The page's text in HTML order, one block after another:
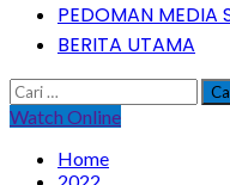
PEDOMAN MEDIA
BERITA UTAMA
Cari
untuk:
Watch Online
Home